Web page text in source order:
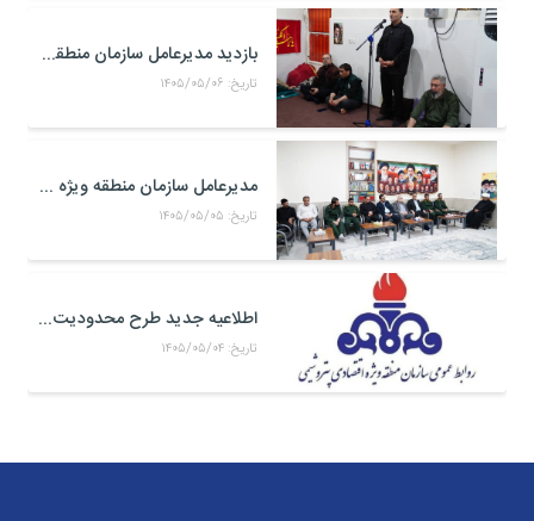
بازدید مدیرعامل سازمان منطقه ویژه اقتصادی پتروشیمی از موکب حضرت علی اکبر(ع) کارکنان منطقه ویژه اقتصادی پتروشیمی در مرز شلمچه
تاریخ: ۱۴۰۵/۰۵/۰۶
مدیرعامل سازمان منطقه ویژه اقتصادی پتروشیمی با فرمانده جدید سپاه بندر ماهشهر، امام جمعه شهرستان و خانواده شهدای صنعت پتروشیمی دیدار کرد
تاریخ: ۱۴۰۵/۰۵/۰۵
اطلاعیه جدید طرح محدودیت تردد خودرو به منطقه ویژه اقتصادی پتروشیمی
تاریخ: ۱۴۰۵/۰۵/۰۴